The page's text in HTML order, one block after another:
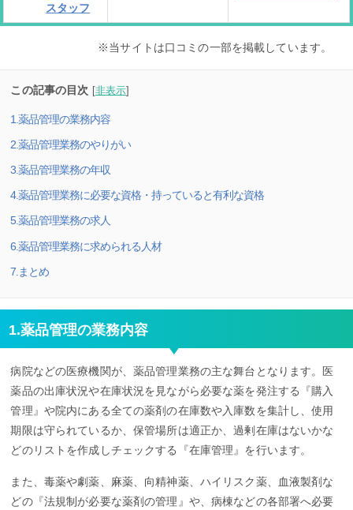
スタッフ
※当サイトは口コミの一部を掲載しています。
この記事の目次 [非表示]
1.薬品管理の業務内容
2.薬品管理業務のやりがい
3.薬品管理業務の年収
4.薬品管理業務に必要な資格・持っていると有利な資格
5.薬品管理業務の求人
6.薬品管理業務に求められる人材
7.まとめ
1.薬品管理の業務内容
病院などの医療機関が、薬品管理業務の主な舞台となります。医
薬品の出庫状況や在庫状況を見ながら必要な薬を発注する『購入
管理』や院内にある全ての薬剤の在庫数や入庫数を集計し、使用
期限は守られているか、保管場所は適正か、過剰在庫はないかな
どのリストを作成しチェックする『在庫管理』を行います。
また、毒薬や劇薬、麻薬、向精神薬、ハイリスク薬、血液製剤な
どの『法規制が必要な薬剤の管理』や、病棟などの各部署へ必要